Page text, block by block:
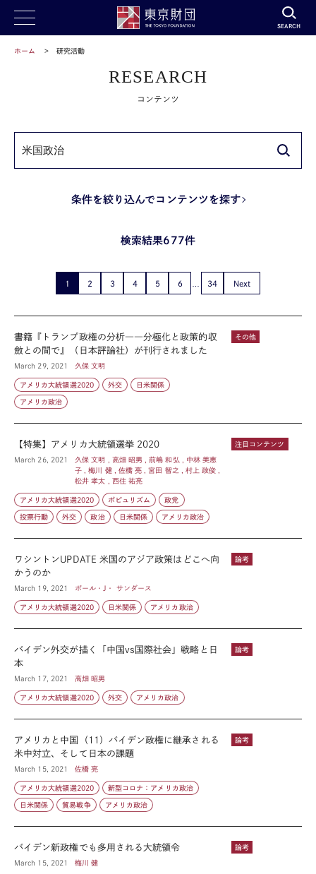
SEARCH
ホーム 研究活動
RESEARCH
コンテンツ
条件を絞り込んでコンテンツを探す
検索結果677件
1 2 3 4 5 6 34 Next
その他
書籍『トランプ政権の分析――分極化と政策的収
斂との間で』（日本評論社）が刊行されました
March 29, 2021 久保 文明
アメリカ大統領選2020 外交 日米関係
アメリカ政治
注目コンテンツ
【特集】アメリカ大統領選挙 2020
March 26, 2021
久保 文明 , 高畑 昭男 , 前嶋 和弘 , 中林 美恵
子 , 梅川 健 , 佐橋 亮 , 宮田 智之 , 村上 政俊 ,
松井 孝太 , 西住 祐亮
アメリカ大統領選2020 ポピュリズム 政党
投票行動 外交 政治 日米関係 アメリカ政治
論考
ワシントンUPDATE 米国のアジア政策はどこへ向
かうのか
March 19, 2021 ポール・J・ サンダース
アメリカ大統領選2020 日米関係 アメリカ政治
論考
バイデン外交が描く「中国vs国際社会」戦略と日
本
March 17, 2021 高畑 昭男
アメリカ大統領選2020 外交 アメリカ政治
論考
アメリカと中国（11）バイデン政権に継承される
米中対立、そして日本の課題
March 15, 2021 佐橋 亮
アメリカ大統領選2020 新型コロナ：アメリカ政治
日米関係 貿易戦争 アメリカ政治
論考
バイデン新政権でも多用される大統領令
March 15, 2021 梅川 健